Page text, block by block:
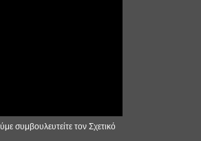
συμβουλευτείτε τον Σχετικό